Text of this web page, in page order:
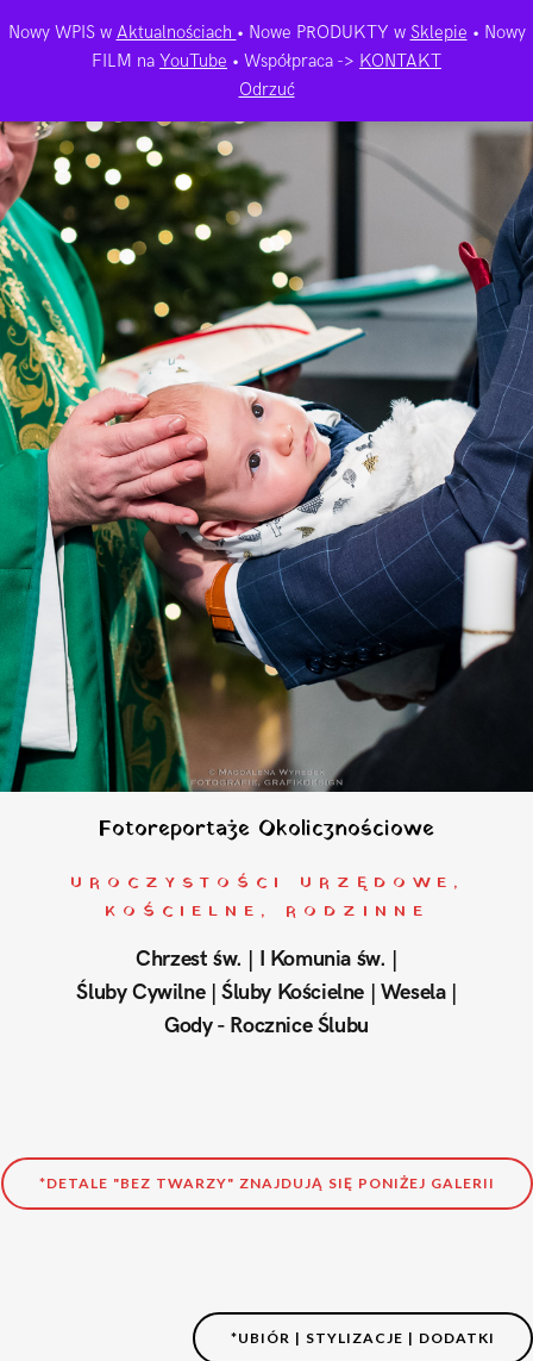
Fotoreportaże Okolicznościowe
UROCZYSTOŚCI URZĘDOWE,
KOŚCIELNE, RODZINNE
Chrzest św. | I Komunia św. |
Śluby Cywilne | Śluby Kościelne | Wesela |
Gody - Rocznice Ślubu
*DETALE "BEZ TWARZY" ZNAJDUJĄ SIĘ PONIŻEJ GALERII
*UBIÓR | STYLIZACJE | DODATKI
Nowy WPIS w Aktualnościach • Nowe PRODUKTY w Sklepie • Nowy
FILM na YouTube • Współpraca -> KONTAKT
Odrzuć